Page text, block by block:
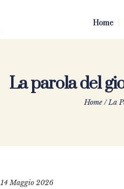
Home
La parola del
Home /La
14 Maggio 2026